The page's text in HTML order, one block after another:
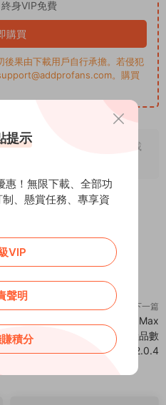
身VIP免費
購買
果由下載用戶自行承擔。若侵犯
。購買
blackhole-pro/
，轉載
下一篇
WooCommerce Min Max
Quantity & Step Control – 産品數
量步進控制插件 – v2.0.4
提示
惠！無限下載、全部功
、懸賞任務、專享資
VIP
聲明
積分